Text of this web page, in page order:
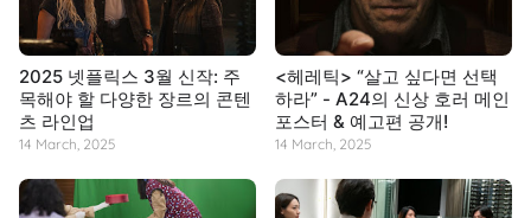
2025 넷플릭스 3월 신작: 주
목해야 할 다양한 장르의 콘텐
츠 라인업
14 March, 2025
<헤레틱> “살고 싶다면 선택
하라” - A24의 신상 호러 메인
포스터 & 예고편 공개!
14 March, 2025